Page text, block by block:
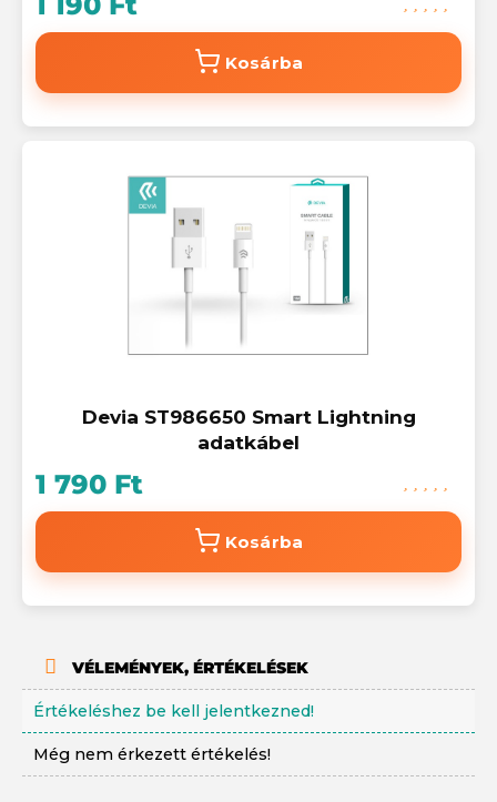
Kosárba
Devia ST986650 Smart Lightning
adatkábel
1 790 Ft
Kosárba
VÉLEMÉNYEK, ÉRTÉKELÉSEK
Értékeléshez be kell jelentkezned!
Még nem érkezett értékelés!